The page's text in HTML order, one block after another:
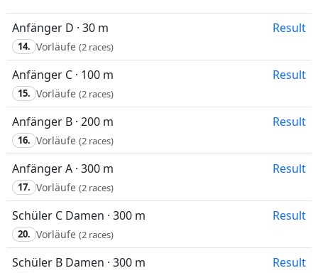
Anfänger D · 30 m Result
14. Vorläufe (2 races)
Anfänger C · 100 m Result
15. Vorläufe (2 races)
Anfänger B · 200 m Result
16. Vorläufe (2 races)
Anfänger A · 300 m Result
17. Vorläufe (2 races)
Schüler C Damen · 300 m Result
20. Vorläufe (2 races)
Schüler B Damen · 300 m Result